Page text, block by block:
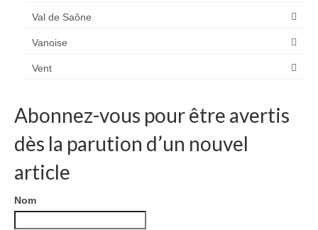
Val de Saône
Vanoise
Vent
Abonnez-vous pour être avertis
dès la parution d’un nouvel
article
Nom